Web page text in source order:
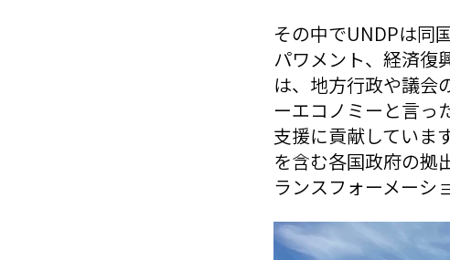
その中でUNDPは同
パワメント、経済復
は、地方行政や議会
ーエコノミーと言っ
支援に貢献していま
を含む各国政府の拠
ランスフォーメーシ